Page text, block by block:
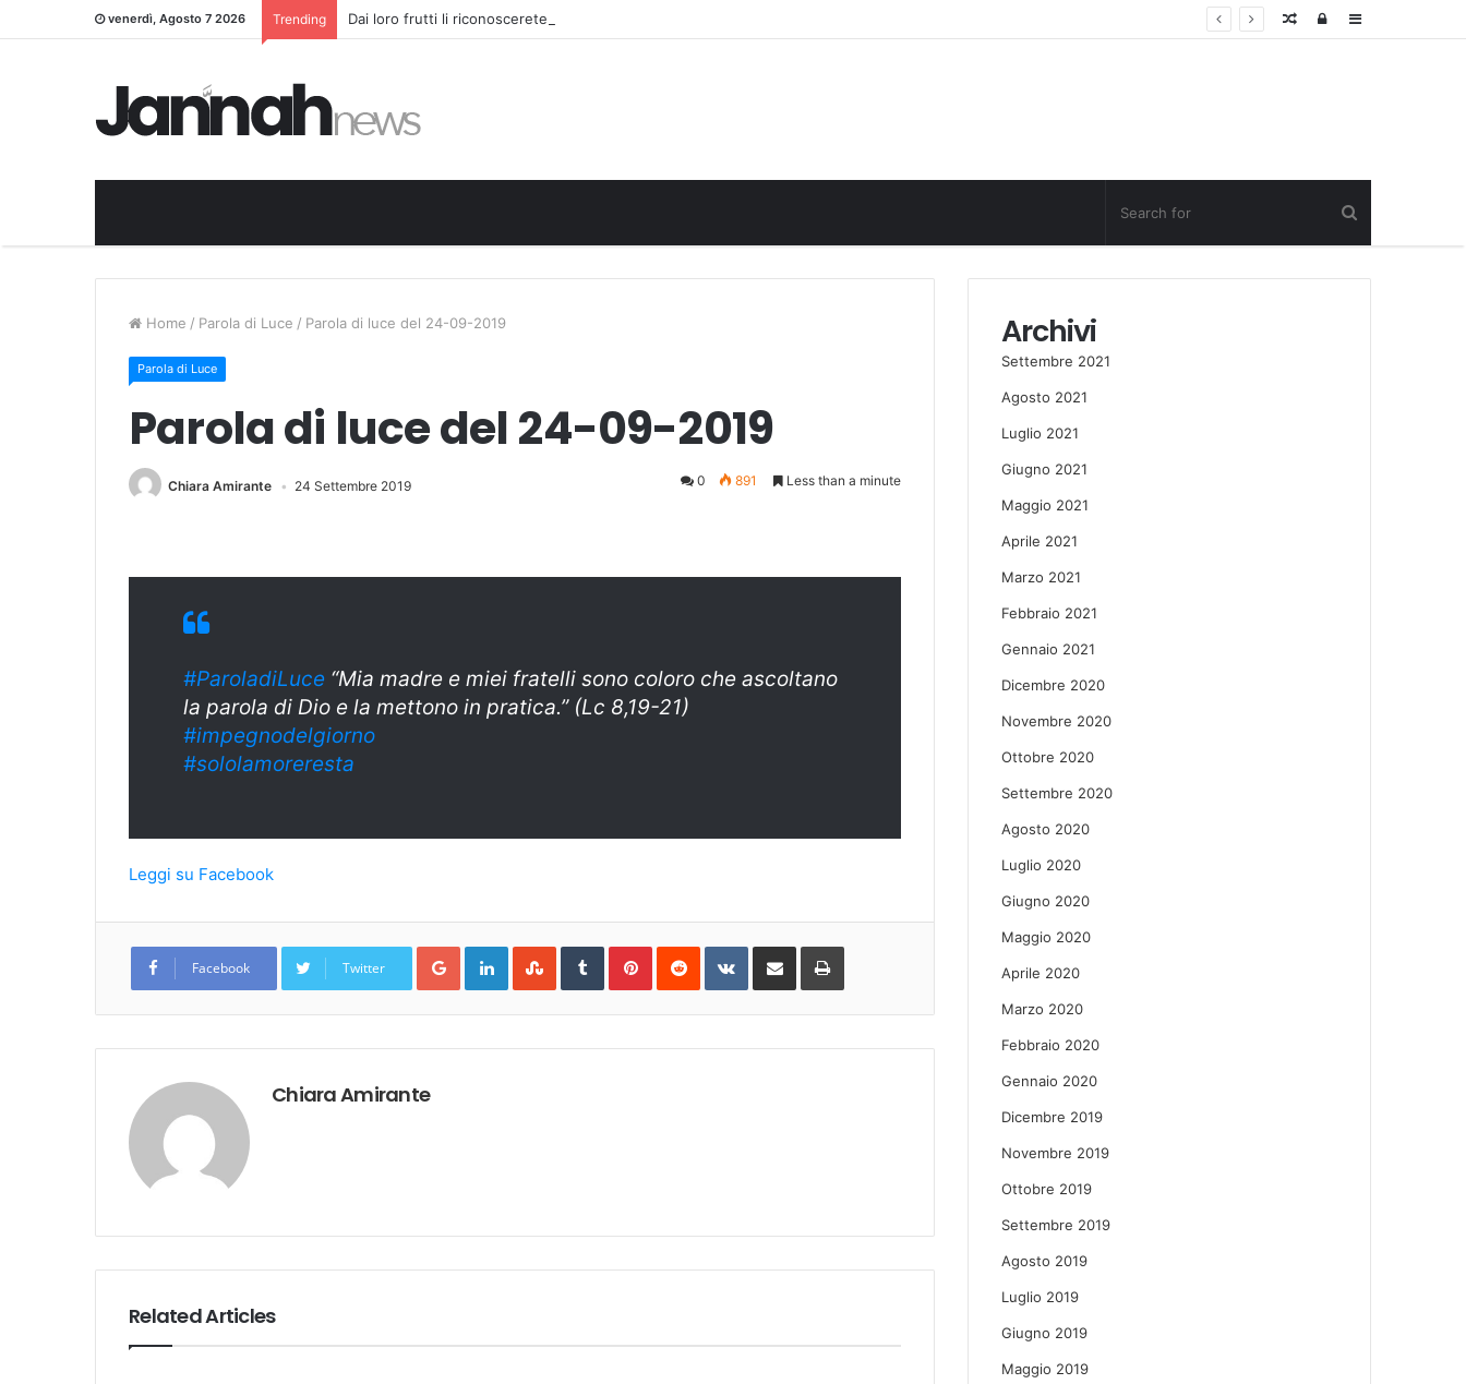
venerdì, Agosto 7 2026 Trending Dai loro frutti li riconoscerete Sidebar
Log
Random
Home / Parola di Luce / Parola di luce del 24-09-2019
Parola di Luce
Parola di luce del 24-09-2019
Chiara Amirante 24 Settembre 2019 0 891 Less than a minute
#ParoladiLuce “Mia madre e miei fratelli sono coloro che ascoltano
la parola di Dio e la mettono in pratica.” (Lc 8,19-21)
#impegnodelgiorno
#sololamoreresta
Leggi su Facebook
Facebook Twitter
Google+LinkedInStumbleUpon
TumblrPinterestReddit VKontakteShare
Email
Print
Chiara Amirante
Related Articles
Archivi
Settembre 2021
Agosto 2021
Luglio 2021
Giugno 2021
Maggio 2021
Aprile 2021
Marzo 2021
Febbraio 2021
Gennaio 2021
Dicembre 2020
Novembre 2020
Ottobre 2020
Settembre 2020
Agosto 2020
Luglio 2020
Giugno 2020
Maggio 2020
Aprile 2020
Marzo 2020
Febbraio 2020
Gennaio 2020
Dicembre 2019
Novembre 2019
Ottobre 2019
Settembre 2019
Agosto 2019
Luglio 2019
Giugno 2019
Maggio 2019